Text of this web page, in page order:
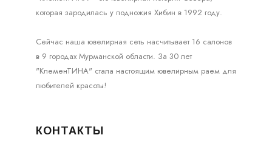
которая зародилась у подножия Хибин в 1992 году.
Сейчас наша ювелирная сеть насчитывает 16 салонов
в 9 городах Мурманской области. За 30 лет
"КлеменТИНА" стала настоящим ювелирным раем для
любителей красоты!
КОНТАКТЫ